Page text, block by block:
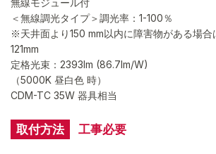
取付方法 工事必要
＜無線調光タイプ＞調光率：1-100％
※天井面より150 mm以内に障害物がある場合
121mm
定格光束：2393lm (86.7lm/W)
（5000K 昼白色 時）
CDM-TC 35W 器具相当